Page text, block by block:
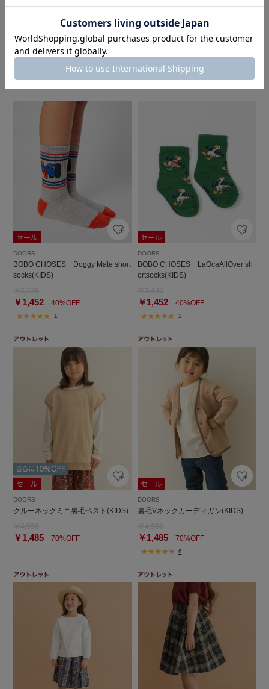
DOORS
『親子リンク』Vネックニットベス
￥1,41970%OFF
DOORS
ドビーシャーリングスカート(KIDS)
￥1,419
1
DOORS
BOBO CHOSES Doggy Mate short
socks(KIDS)
￥1,452 40%OFF
1
DOORS
BOBO CHOSES LaOcaAllOver sh
ortsocks(KIDS)
￥1,45240%OFF
2
DOORS
クルーネックミニ裏毛ベスト(KIDS)
￥1,485 70%OFF
DOORS
裏毛Vネックカーディガン(KIDS)
￥1,48570%OFF
6